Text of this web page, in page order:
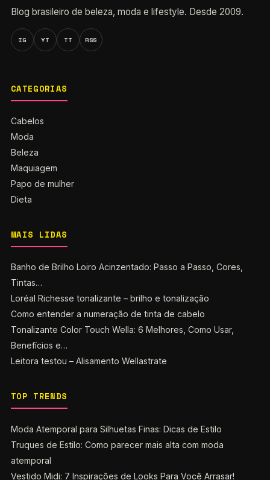
Blog brasileiro de beleza, moda e lifestyle. Desde 2009.
IG YT TT RSS
CATEGORIAS
Cabelos
Moda
Beleza
Maquiagem
Papo de mulher
Dieta
MAIS LIDAS
Banho de Brilho Loiro Acinzentado: Passo a Passo, Cores,
Tintas…
Loréal Richesse tonalizante – brilho e tonalização
Como entender a numeração de tinta de cabelo
Tonalizante Color Touch Wella: 6 Melhores, Como Usar,
Benefícios e…
Leitora testou – Alisamento Wellastrate
TOP TRENDS
Moda Atemporal para Silhuetas Finas: Dicas de Estilo
Truques de Estilo: Como parecer mais alta com moda
atemporal
Vestido Midi: 7 Inspirações de Looks Para Você Arrasar!